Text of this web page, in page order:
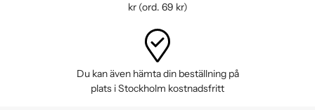
kr (ord. 69 kr)
Du kan även hämta din beställning på
plats i Stockholm kostnadsfritt